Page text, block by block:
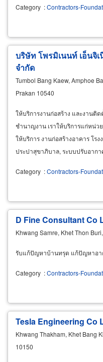
Category :Contractors-
บริษัท โพรมิเนนท์ เอ็นจิเ
จำกัด
Tumbol Bang Kaew, Amphoe
Prakan 10540
ให้บริการงานก่อสร้าง และงานติ
ชำนาญงาน เราให้บริการแก่หน่ว
ให้บริการ งานก่อสร้างอาคาร โร
ประปาสุขาภิบาล, ระบบปรับอาก
ประเทศ
Category :Contractors-
D Fine Consultant Co
Khwang Samre, Khet Thon
รับแก้ปัญหาบ้านทรุด แก้ปัญหาอา
Category :Contractors-
Tesla Engineering Co
Khwang Thakham, Khet Bang
10150